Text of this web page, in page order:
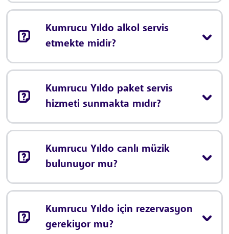
Kumrucu Yıldo alkol servis
etmekte midir?
Kumrucu Yıldo paket servis
hizmeti sunmakta mıdır?
Kumrucu Yıldo canlı müzik
bulunuyor mu?
Kumrucu Yıldo için rezervasyon
gerekiyor mu?